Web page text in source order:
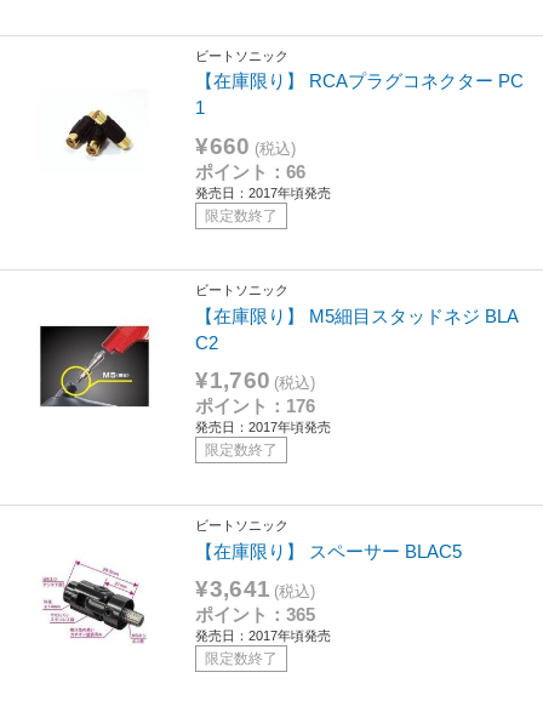
ビートソニック
【在庫限り】 RCAプラグコネクター PC
1
¥660 (税込)
ポイント：66
発売日：2017年頃発売
限定数終了
ビートソニック
【在庫限り】 M5細目スタッドネジ BLA
C2
¥1,760 (税込)
ポイント：176
発売日：2017年頃発売
限定数終了
ビートソニック
【在庫限り】 スペーサー BLAC5
¥3,641 (税込)
ポイント：365
発売日：2017年頃発売
限定数終了